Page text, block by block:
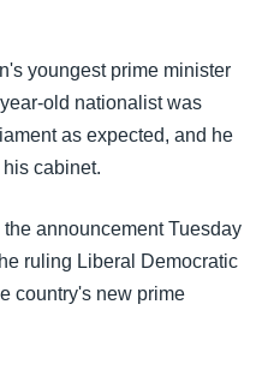
ား
youngest prime minister
old nationalist was
as expected, and he
cabinet.
announcement Tuesday
ruling Liberal Democratic
country's new prime